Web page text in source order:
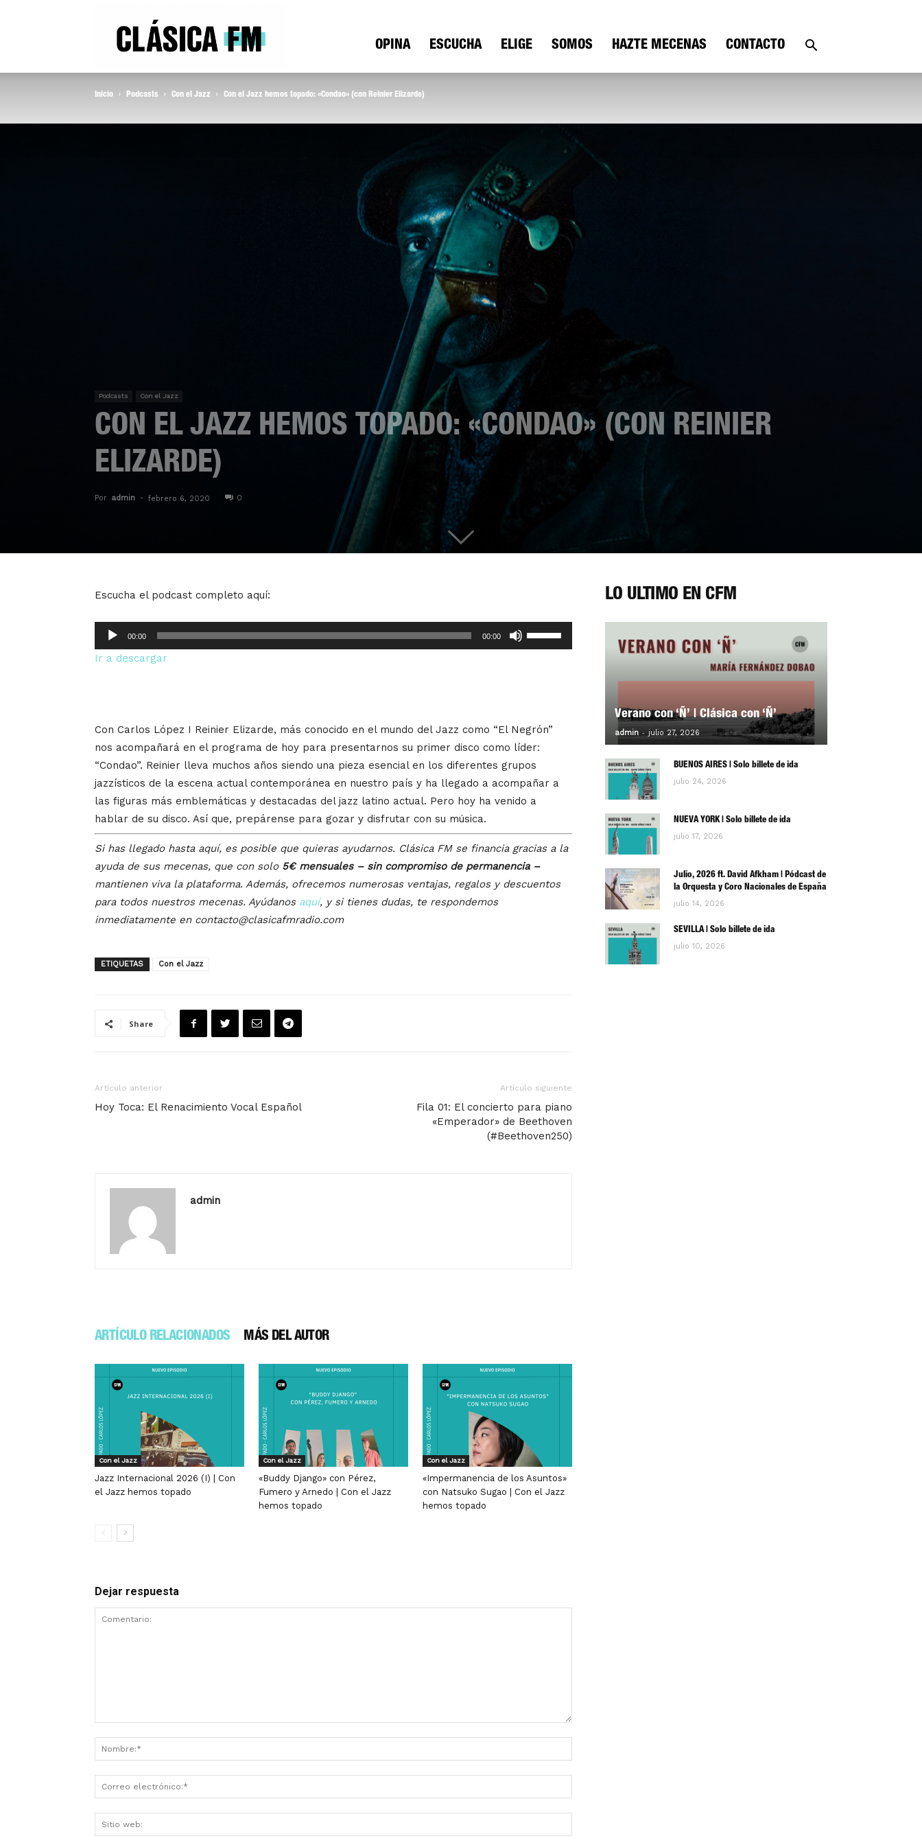
OPINA ESCUCHA ELIGE SOMOS HAZTE MECENAS CONTACTO
Inicio Podcasts Con el Jazz Con el Jazz hemos topado: «Condao» (con Reinier Elizarde)
Podcasts Con el Jazz
CON EL JAZZ HEMOS TOPADO: «CONDAO» (CON REINIER
ELIZARDE)
Por admin - febrero 6, 2020 0
Escucha el podcast completo aquí:
Reproductor
de
audio
00:00 00:00
las
para
aumentar
o
disminuir
el
Ir a descargar
Con Carlos López I Reinier Elizarde, más conocido en el mundo del Jazz como “El Negrón”
nos acompañará en el programa de hoy para presentarnos su primer disco como líder:
“Condao”. Reinier lleva muchos años siendo una pieza esencial en los diferentes grupos
jazzísticos de la escena actual contemporánea en nuestro país y ha llegado a acompañar a
las figuras más emblemáticas y destacadas del jazz latino actual. Pero hoy ha venido a
hablar de su disco. Así que, prepárense para gozar y disfrutar con su música.
Si has llegado hasta aquí, es posible que quieras ayudarnos. Clásica FM se financia gracias a la
ayuda de sus mecenas, que con solo 5€ mensuales – sin compromiso de permanencia –
mantienen viva la plataforma. Además, ofrecemos numerosas ventajas, regalos y descuentos
para todos nuestros mecenas. Ayúdanos aquí, y si tienes dudas, te respondemos
inmediatamente en contacto@clasicafmradio.com
ETIQUETAS Con el Jazz
Share
Artículo anterior
Hoy Toca: El Renacimiento Vocal Español
Artículo siguiente
Fila 01: El concierto para piano
«Emperador» de Beethoven
(#Beethoven250)
admin
ARTÍCULO RELACIONADOS MÁS DEL AUTOR
Con el Jazz
Jazz Internacional 2026 (I) | Con
el Jazz hemos topado
Con el Jazz
«Buddy Django» con Pérez,
Fumero y Arnedo | Con el Jazz
hemos topado
Con el Jazz
«Impermanencia de los Asuntos»
con Natsuko Sugao | Con el Jazz
hemos topado
Dejar respuesta
LO ÚLTIMO EN CFM
Verano con ‘Ñ’ | Clásica con ‘Ñ’
admin - julio 27, 2026 0
BUENOS AIRES | Solo billete de ida
julio 24, 2026
NUEVA YORK | Solo billete de ida
julio 17, 2026
Julio, 2026 ft. David Afkham | Pódcast de
la Orquesta y Coro Nacionales de España
julio 14, 2026
SEVILLA | Solo billete de ida
julio 10, 2026